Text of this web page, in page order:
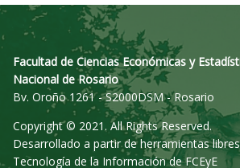
Facultad de Ciencias Económicas y
Nacional de Rosario
Bv. Oroño 1261 - S2000DSM - Rosario
Copyright © 2021. All Rights Reserved.
Desarrollado a partir de herramientas
Tecnología de la Información de FCEyE